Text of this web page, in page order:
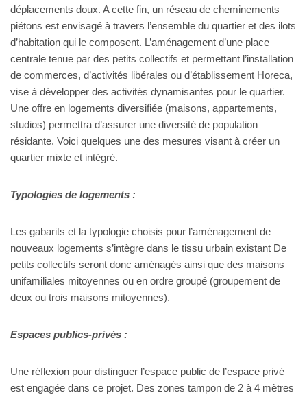
déplacements doux. A cette fin, un réseau de cheminements
piétons est envisagé à travers l’ensemble du quartier et des ilots
d’habitation qui le composent. L’aménagement d’une place
centrale tenue par des petits collectifs et permettant l’installation
de commerces, d’activités libérales ou d’établissement Horeca,
vise à développer des activités dynamisantes pour le quartier.
Une offre en logements diversifiée (maisons, appartements,
studios) permettra d’assurer une diversité de population
résidante. Voici quelques une des mesures visant à créer un
quartier mixte et intégré.
Typologies de logements :
Les gabarits et la typologie choisis pour l’aménagement de
nouveaux logements s’intègre dans le tissu urbain existant De
petits collectifs seront donc aménagés ainsi que des maisons
unifamiliales mitoyennes ou en ordre groupé (groupement de
deux ou trois maisons mitoyennes).
Espaces publics-privés :
Une réflexion pour distinguer l’espace public de l’espace privé
est engagée dans ce projet. Des zones tampon de 2 à 4 mètres